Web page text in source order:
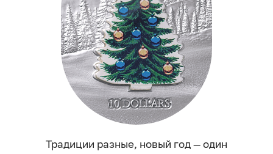
Традиции разные, новый год — один